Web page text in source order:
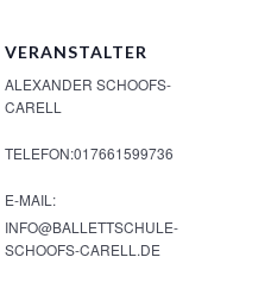
VERANSTALTER
ALEXANDER SCHOOFS-
CARELL
TELEFON:017661599736
E-MAIL:
INFO@BALLETTSCHULE-
SCHOOFS-CARELL.DE